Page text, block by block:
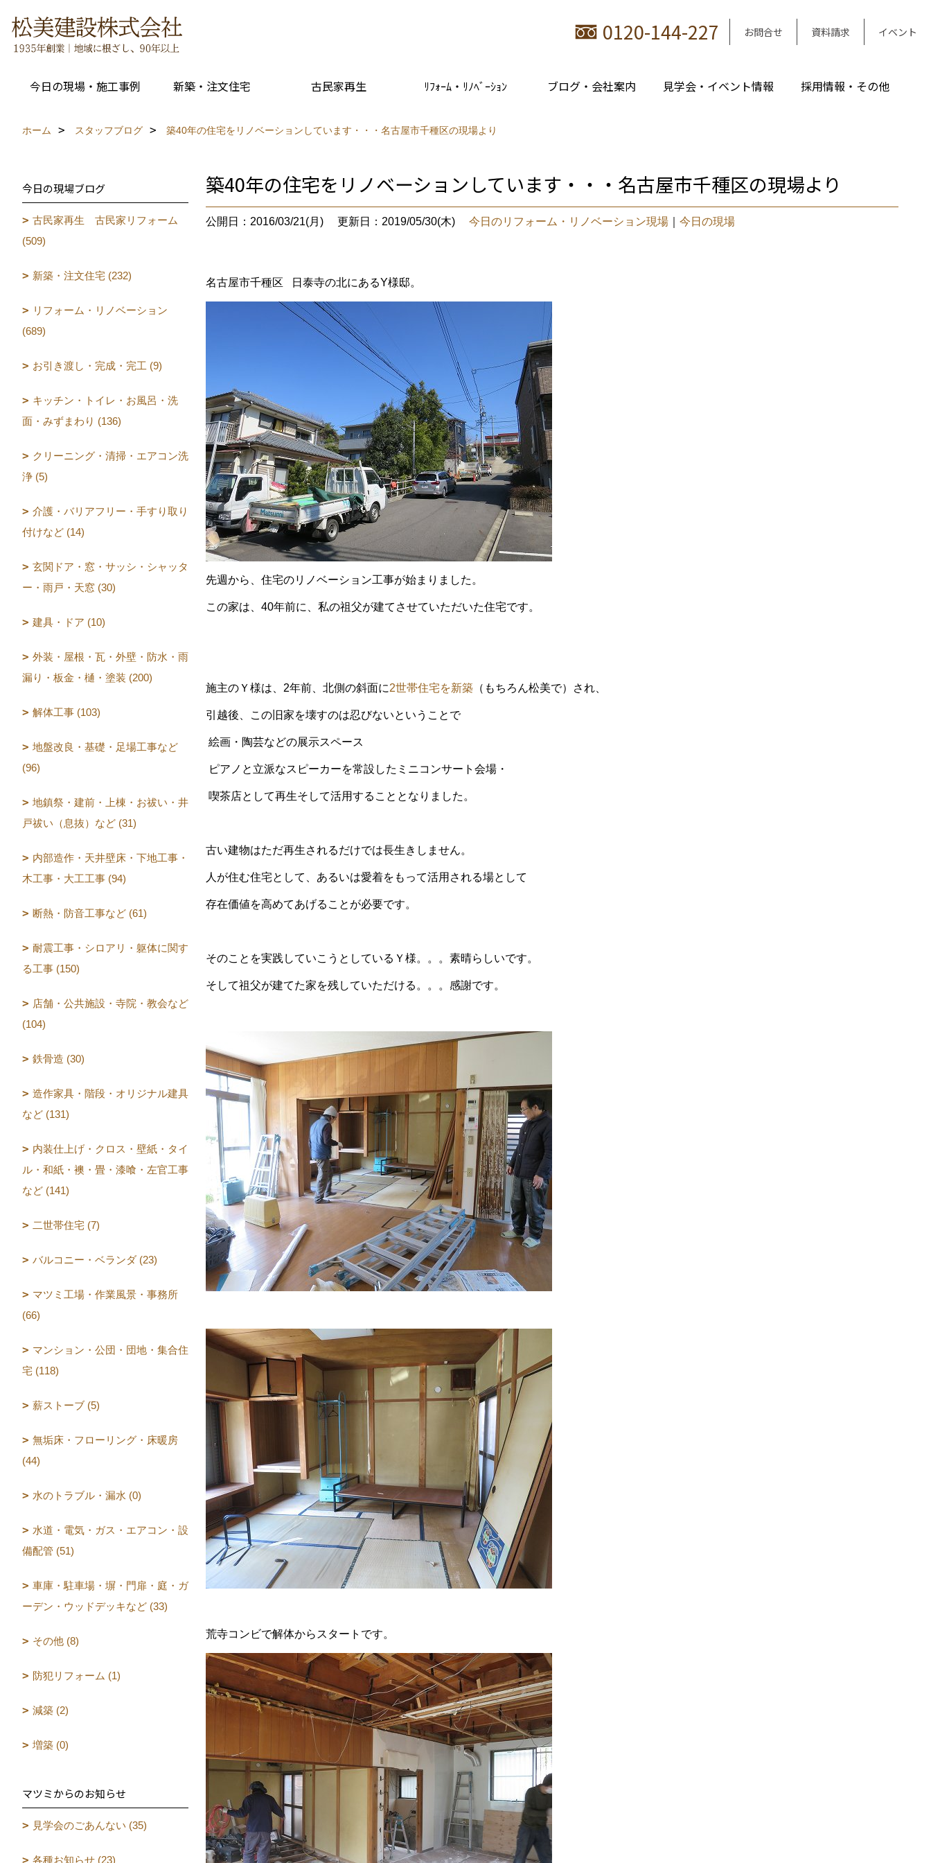
0120-144-227 お問合せ 資料請求 イベント
今日の現場・施工事例 新築・注文住宅 古民家再生 ﾘﾌｫｰﾑ・ﾘﾉﾍﾞｰｼｮﾝ ブログ・会社案内 見学会・イベント情報 採用情報・その他
ホーム スタッフブログ 築40年の住宅をリノベーションしています・・・名古屋市千種区の現場より
築40年の住宅をリノベーションしています・・・名古屋市千種区の現場より
公開日：2016/03/21(月) 更新日：2019/05/30(木) 今日のリフォーム・リノベーション現場 今日の現場
名古屋市千種区 日泰寺の北にあるY様邸。
先週から、住宅のリノベーション工事が始まりました。
この家は、40年前に、私の祖父が建てさせていただいた住宅です。
施主のＹ様は、2年前、北側の斜面に2世帯住宅を新築 （もちろん松美で）され、
引越後、この旧家を壊すのは忍びないということで
絵画・陶芸などの展示スペース
ピアノと立派なスピーカーを常設したミニコンサート会場・
喫茶店として再生そして活用することとなりました。
古い建物はただ再生されるだけでは長生きしません。
人が住む住宅として、あるいは愛着をもって活用される場として
存在価値を高めてあげることが必要です。
そのことを実践していこうとしているＹ様。。。素晴らしいです。
そして祖父が建てた家を残していただける。。。感謝です。
荒寺コンビで解体からスタートです。
今日の現場ブログ
古民家再生 古民家リフォーム
(509)
新築・注文住宅 (232)
リフォーム・リノベーション
(689)
お引き渡し・完成・完工 (9)
キッチン・トイレ・お風呂・洗
面・みずまわり (136)
クリーニング・清掃・エアコン洗
浄 (5)
介護・バリアフリー・手すり取り
付けなど (14)
玄関ドア・窓・サッシ・シャッタ
ー・雨戸・天窓 (30)
建具・ドア (10)
外装・屋根・瓦・外壁・防水・雨
漏り・板金・樋・塗装 (200)
解体工事 (103)
地盤改良・基礎・足場工事など
(96)
地鎮祭・建前・上棟・お祓い・井
戸祓い（息抜）など (31)
内部造作・天井壁床・下地工事・
木工事・大工工事 (94)
断熱・防音工事など (61)
耐震工事・シロアリ・躯体に関す
る工事 (150)
店舗・公共施設・寺院・教会など
(104)
鉄骨造 (30)
造作家具・階段・オリジナル建具
など (131)
内装仕上げ・クロス・壁紙・タイ
ル・和紙・襖・畳・漆喰・左官工事
など (141)
二世帯住宅 (7)
バルコニー・ベランダ (23)
マツミ工場・作業風景・事務所
(66)
マンション・公団・団地・集合住
宅 (118)
薪ストーブ (5)
無垢床・フローリング・床暖房
(44)
水のトラブル・漏水 (0)
水道・電気・ガス・エアコン・設
備配管 (51)
車庫・駐車場・塀・門扉・庭・ガ
ーデン・ウッドデッキなど (33)
その他 (8)
防犯リフォーム (1)
減築 (2)
増築 (0)
マツミからのお知らせ
見学会のごあんない (35)
各種お知らせ (23)